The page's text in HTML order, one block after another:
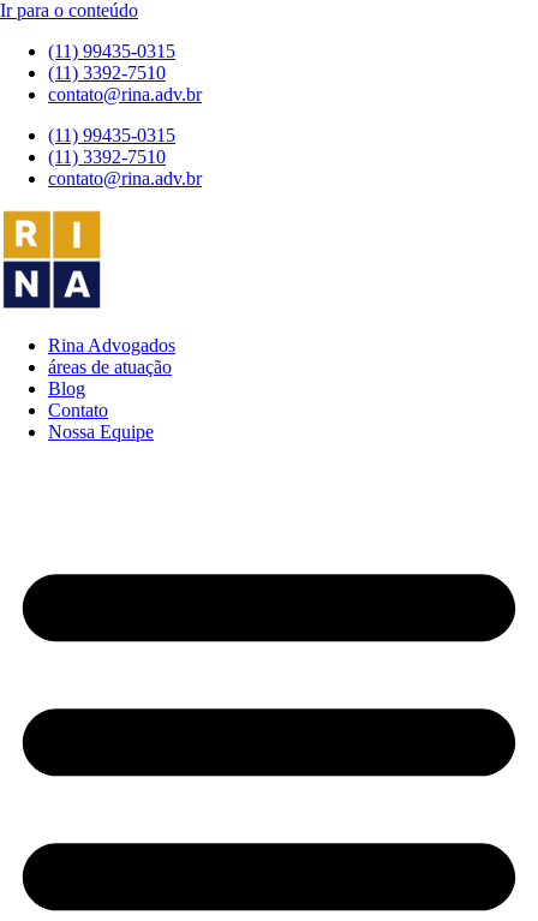
Ir para o conteúdo
(11) 99435-0315
(11) 3392-7510
contato@rina.adv.br
(11) 99435-0315
(11) 3392-7510
contato@rina.adv.br
Rina Advogados
áreas de atuação
Blog
Contato
Nossa Equipe